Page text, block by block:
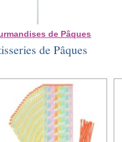
de Pâques
de Pâques